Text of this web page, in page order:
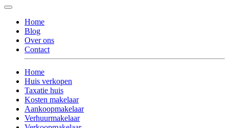
Home
Blog
Over ons
Contact
Home
Huis verkopen
Taxatie huis
Kosten makelaar
Aankoopmakelaar
Verhuurmakelaar